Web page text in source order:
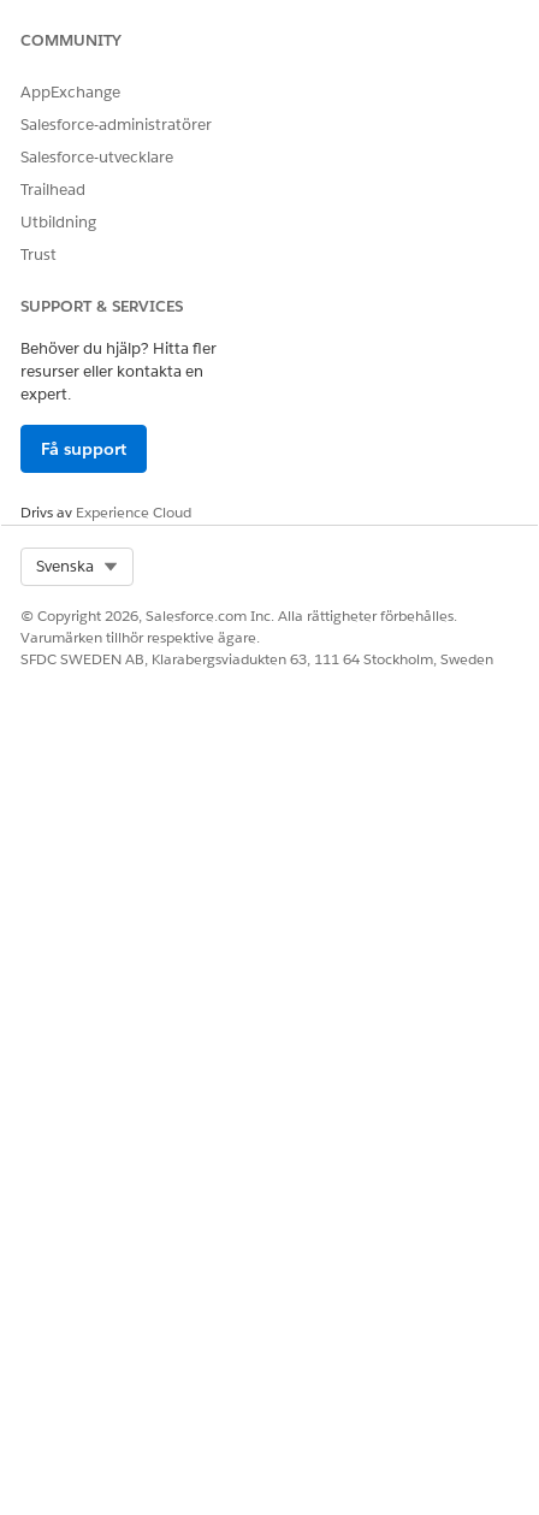
Referensåtgärdstyp
Kör denna åtgärd en eller
flera uppmaningsmallar?
Obligatorisk konfiguration
SE ÄVEN:
Agentforce för Commerce
Berätta för oss vad vi kan förbättra!
COMMUNITY
AppExchange
Salesforce-administratörer
Salesforce-utvecklare
Trailhead
Utbildning
Trust
SUPPORT & SERVICES
Behöver du hjälp? Hitta fler
resurser eller kontakta en
expert.
Få support
Drivs av Experience Cloud
Svenska
© Copyright 2026, Salesforce.com Inc. Alla rättigheter förbehålles.
Varumärken tillhör respektive ägare.
SFDC SWEDEN AB, Klarabergsviadukten 63, 111 64 Stockholm, Sweden